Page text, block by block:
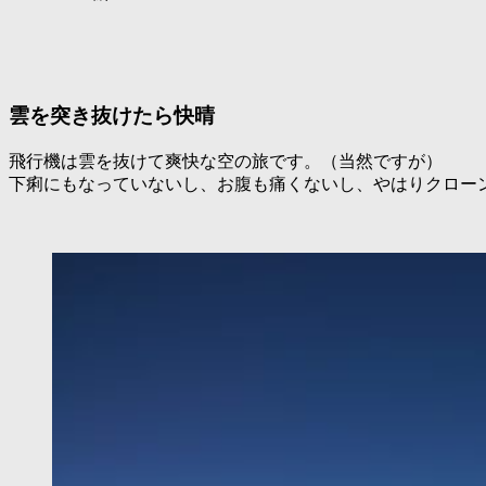
雲を突き抜けたら快晴
飛行機は雲を抜けて爽快な空の旅です。（当然ですが）
下痢にもなっていないし、お腹も痛くないし、やはりクロ